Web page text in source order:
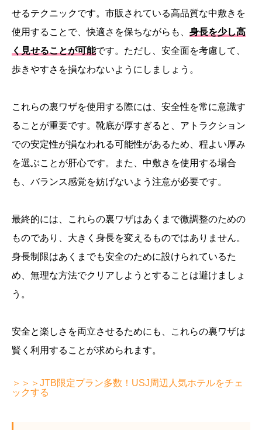
せるテクニックです。市販されている高品質な中敷きを
使用することで、快適さを保ちながらも、 身長を少し高
く見せることが可能です。ただし、安全面を考慮して、
歩きやすさを損なわないようにしましょう。
これらの裏ワザを使用する際には、安全性を常に意識す
ることが重要です。靴底が厚すぎると、アトラクション
での安定性が損なわれる可能性があるため、程よい厚み
を選ぶことが肝心です。また、中敷きを使用する場合
も、バランス感覚を妨げないよう注意が必要です。
最終的には、これらの裏ワザはあくまで微調整のための
ものであり、大きく身長を変えるものではありません。
身長制限はあくまでも安全のために設けられているた
め、無理な方法でクリアしようとすることは避けましょ
う。
安全と楽しさを両立させるためにも、これらの裏ワザは
賢く利用することが求められます。
＞＞＞JTB限定プラン多数！USJ周辺人気ホテルをチェ
ックする